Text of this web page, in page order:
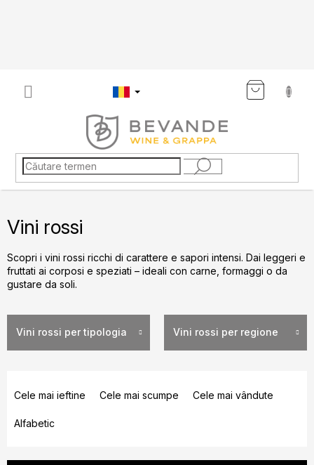
COŞ
Vini rossi
Scopri i vini rossi ricchi di carattere e sapori intensi. Dai leggeri e
fruttati ai corposi e speziati – ideali con carne, formaggi o da
gustare da soli.
Vini rossi per tipologia Vini rossi per regione
e
e
Cele mai ieftine Cele mai scumpe Cele mai vândute
Alfabetic